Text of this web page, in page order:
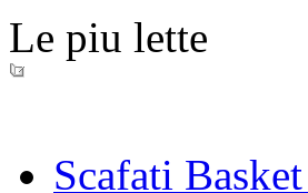
Le piu lette
Scafati